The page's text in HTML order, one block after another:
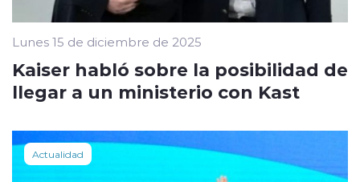
Lunes 15 de diciembre de 2025
Kaiser habló sobre la posibilidad de
llegar a un ministerio con Kast
Actualidad